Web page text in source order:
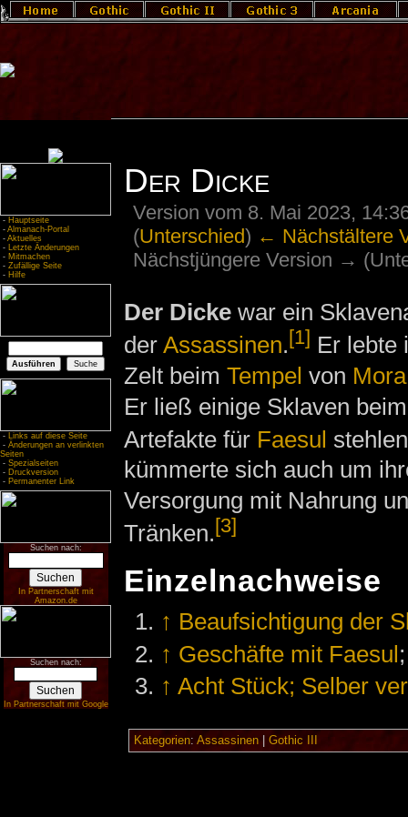
- Hauptseite
- Almanach-Portal
- Aktuelles
- Letzte Änderungen
- Mitmachen
- Zufällige Seite
- Hilfe
- Links auf diese Seite
- Änderungen an verlinkten
Seiten
- Spezialseiten
- Druckversion
- Permanenter Link
Suchen nach:
In Partnerschaft mit
Amazon.de
Suchen nach:
In Partnerschaft mit Google
Der Dicke
Version vom 8. Mai 2023,
(Unterschied) ← Nächstältere
Nächstjüngere Version →
Der Dickewar ein
der Assassinen.[1] Er lebte
Zelt beim Tempel von
Er ließ einige Sklaven
Artefakte für Faesul stehlen
kümmerte sich auch um
Versorgung mit Nahrung
Tränken. [3]
Einzelnachweise
↑ Beaufsichtigung der
↑ Geschäfte mit Faesul
↑ Acht Stück; Selber
Kategorien: Assassinen| Gothic III